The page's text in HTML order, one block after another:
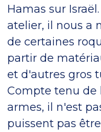
Hamas sur
atelier, il nous a
de certaines
partir de
et d'autres gros
Compte tenu de
armes, il n'est
puissent pas